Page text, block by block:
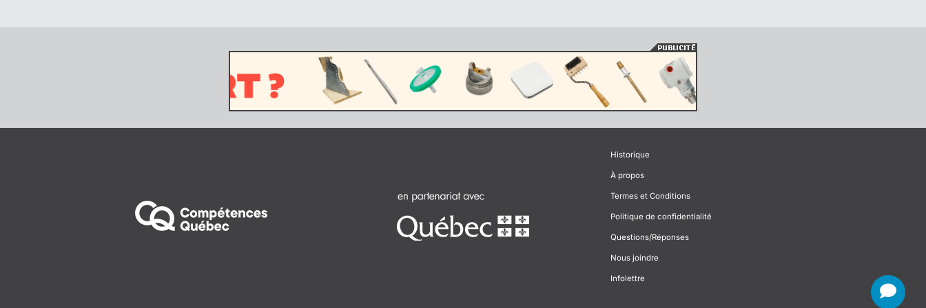
Historique
À propos
Termes et Conditions
Politique de confidentialité
Questions/Réponses
Nous joindre
Infolettre